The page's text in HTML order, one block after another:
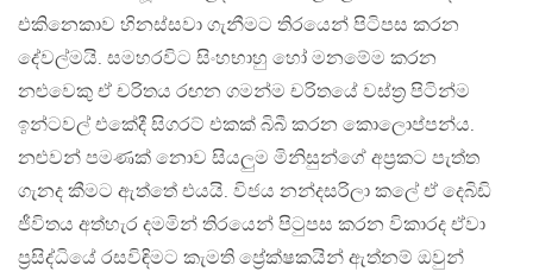
එකිනෙකාව හිනස්සවා ගැනීමට තිරයෙන් පිටිපස කරන
දේවල්මයි. සමහරවිට සිංහභාහු හෝ මනමේම කරන
නළුවෙකු ඒ චරිතය රඟන ගමන්ම චරිතයේ වස්ත්‍ර පිටින්ම
ඉන්ටවල් එකේදී සිගරට් එකක් බිබී කරන කොලොප්පන්ය.
නළුවන් පමණක් නොව සියලුම මිනිසුන්ගේ අප්‍රකට පැත්ත
ගැනද කීමට ඇත්තේ එයයි. විජය නන්දසරිලා කලේ ඒ දෙබිඩි
ජීවිතය අත්හැර දමමින් තිරයෙන් පිටුපස කරන විකාරද ඒවා
ප්‍රසිද්ධියේ රසවිඳිමට කැමති ප්‍රේක්ෂකයින් ඇත්නම් ඔවුන්